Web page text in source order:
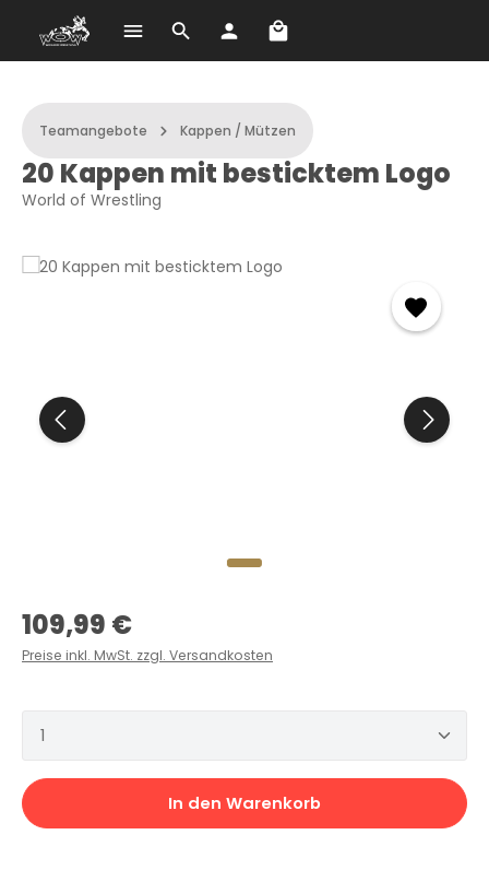
Zum Hauptinhalt springen Warenkorb enthält 0
Teamangebote Kappen / Mützen
20 Kappen mit besticktem Logo
World of Wrestling
Regulärer Preis:
109,99 €
Preise inkl. MwSt. zzgl. Versandkosten
Produkt Anzahl: Gib den gewünschten Wert
In den Warenkorb